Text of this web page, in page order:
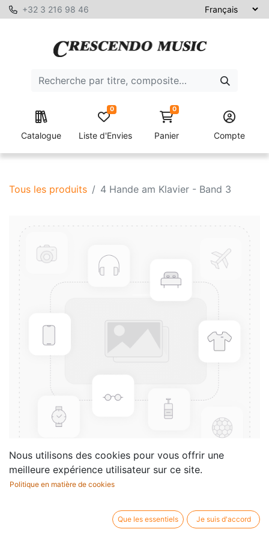
+32 3 216 98 46
Catalogue Liste d'Envies
0 0
Panier Compte
Tous les produits 4 Hande am Klavier - Band 3
4 Hande am Klavier - Band 3
Hans Bodenmann
Nous utilisons des cookies pour vous offrir une
meilleure expérience utilisateur sur ce site.
Politique en matière de cookies
Que les essentiels Je suis d'accord